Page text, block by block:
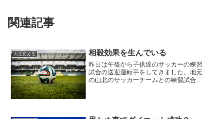
関連記事
人生変える 相殺効果を生んでいる
昨日は午後から子供達のサッカーの練習
試合の送迎運転手をしてきました。地元
の山北のサッカーチームとの練習試合